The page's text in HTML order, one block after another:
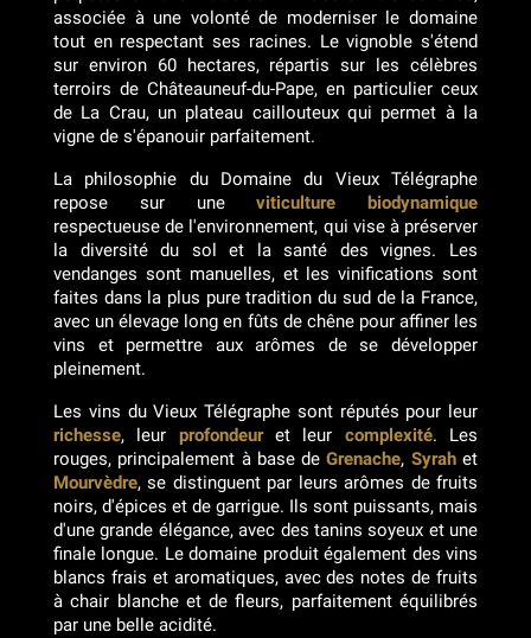
associée à une volonté de moderniser le domaine
tout en respectant ses racines. Le vignoble s'étend
sur environ 60 hectares, répartis sur les célèbres
terroirs de Châteauneuf-du-Pape, en particulier ceux
de La Crau, un plateau caillouteux qui permet à la
vigne de s'épanouir parfaitement.
La philosophie du Domaine du Vieux Télégraphe
repose sur uneviticulture biodynamique
respectueuse de l'environnement, qui vise à préserver
la diversité du sol et la santé des vignes. Les
vendanges sont manuelles, et les vinifications sont
faites dans la plus pure tradition du sud de la France,
avec un élevage long en fûts de chêne pour affiner les
vins et permettre aux arômes de se développer
pleinement.
Les vins du Vieux Télégraphe sont réputés pour leur
richesse, leur profondeuret leur complexité. Les
rouges, principalement à base deGrenache, Syrahet
Mourvèdre, se distinguent par leurs arômes de fruits
noirs, d'épices et de garrigue. Ils sont puissants, mais
d'une grande élégance, avec des tanins soyeux et une
finale longue. Le domaine produit également des vins
blancs frais et aromatiques, avec des notes de fruits
à chair blanche et de fleurs, parfaitement équilibrés
par une belle acidité.